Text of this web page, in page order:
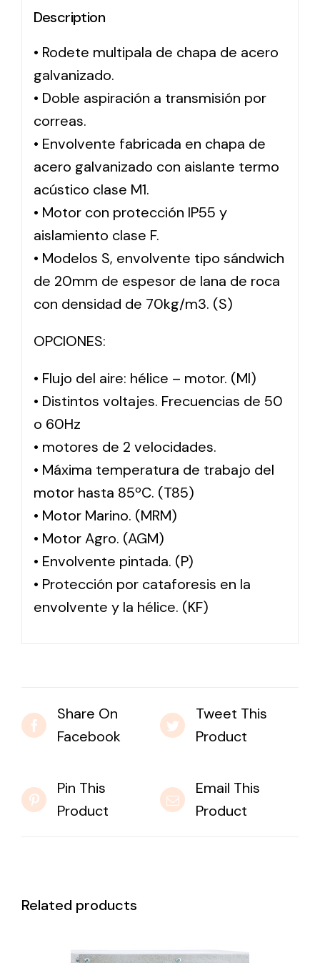
Solar lighting
Variety of solar solutions for all kinds of needs.
Description
• Rodete multipala de chapa de acero
galvanizado.
• Doble aspiración a transmisión por
correas.
• Envolvente fabricada en chapa de
acero galvanizado con aislante termo
acústico clase M1.
• Motor con protección IP55 y
aislamiento clase F.
• Modelos S, envolvente tipo sándwich
de 20mm de espesor de lana de roca
con densidad de 70kg/m3. (S)
OPCIONES:
• Flujo del aire: hélice – motor. (MI)
• Distintos voltajes. Frecuencias de 50
o 60Hz
• motores de 2 velocidades.
• Máxima temperatura de trabajo del
motor hasta 85ºC. (T85)
• Motor Marino. (MRM)
• Motor Agro. (AGM)
• Envolvente pintada. (P)
• Protección por cataforesis en la
envolvente y la hélice. (KF)
Share On
Facebook
Tweet This
Product
Pin This
Product
Email This
Product
Related products